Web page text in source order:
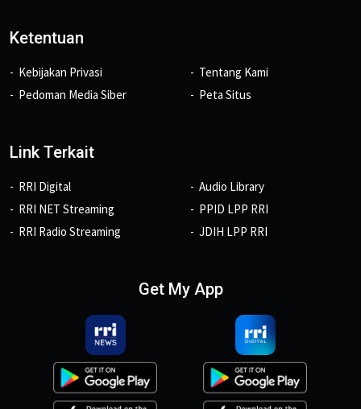
Ketentuan
Kebijakan Privasi
Pedoman Media Siber
Tentang Kami
Peta Situs
Link Terkait
RRI Digital
RRI NET Streaming
RRI Radio Streaming
Audio Library
PPID LPP RRI
JDIH LPP RRI
Get My App